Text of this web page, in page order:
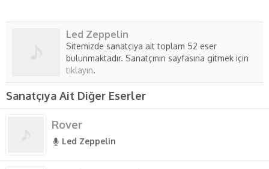
Led Zeppelin
Sitemizde sanatçıya ait toplam 52 eser
bulunmaktadır. Sanatçının sayfasına gitmek için
tıklayın.
Sanatçıya Ait Diğer Eserler
Rover
Led Zeppelin